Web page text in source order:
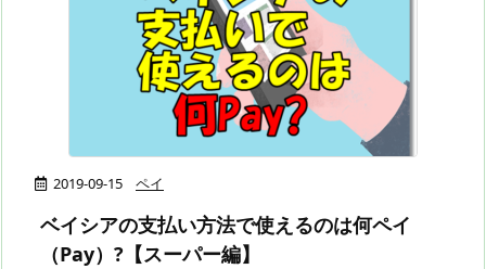
2019-09-15 ペイ
ベイシアの支払い方法で使えるのは何ペイ
（Pay）?【スーパー編】